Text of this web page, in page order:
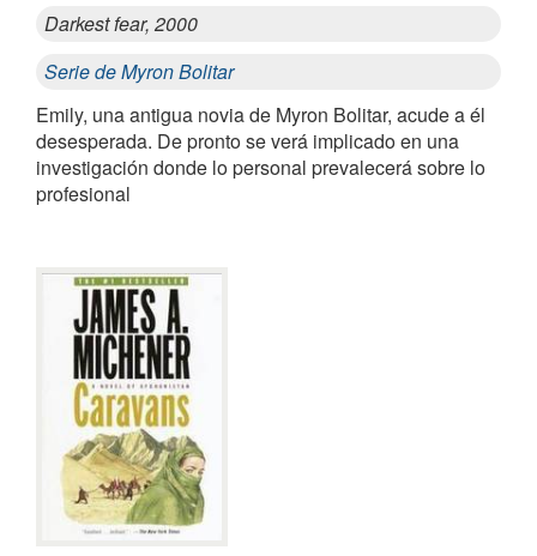
Darkest fear, 2000
Serie de Myron Bolitar
Emily, una antigua novia de Myron Bolitar, acude a él
desesperada. De pronto se verá implicado en una
investigación donde lo personal prevalecerá sobre lo
profesional